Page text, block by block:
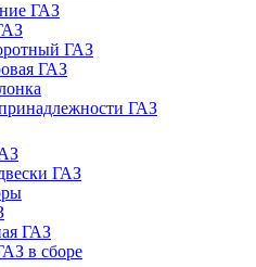
ГАЗ
ГАЗ
ГАЗ
ГАЗ
ГАЗ
ГАЗ
в сборе